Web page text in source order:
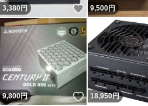
3,380円 いいね！
9,500円
9,800円 いいね！
18,950円